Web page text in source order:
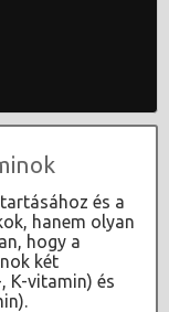
és a
hanem olyan
hogy a
két
K-vitamin) és